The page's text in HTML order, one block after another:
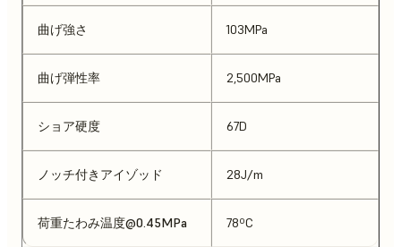
曲げ強さ 103MPa
曲げ弾性率 2,500MPa
ショア硬度 67D
ノッチ付きアイゾッド 28J/m
荷重たわみ温度@0.45MPa 78ºC